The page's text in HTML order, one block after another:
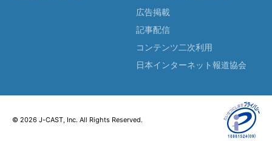
広告掲載
記事配信
コンテンツ二次利用
日本インターネット報道協会
© 2026 J-CAST, Inc. All Rights Reserved.